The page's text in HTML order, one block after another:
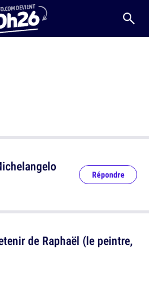
Répondre
de Raphaël (le peintre,